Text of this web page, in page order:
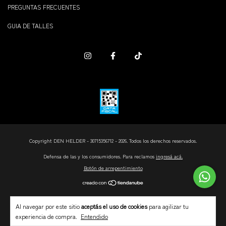
Al navegar por este sitioaceptás el uso de cookiespara agilizar tu
experiencia de compra.
Entendido
PREGUNTAS FRECUENTES
GUIA DE TALLES
Copyright DEN HELDER - 30715356712 - 2026. Todos los derechos reservados.
Defensa de las y los consumidores. Para reclamos ingresá acá.
Botón de arrepentimiento